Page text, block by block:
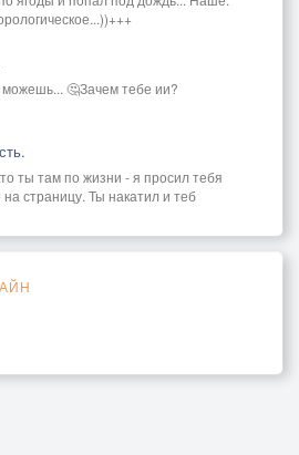
🤔Зачем тебе ии?
ты там по жизни - я просил тебя
страницу. Ты накатил и теб